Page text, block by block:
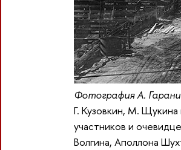
Фотография А.
Г. Кузовкин, М.
участников и
Волгина, Аполлона